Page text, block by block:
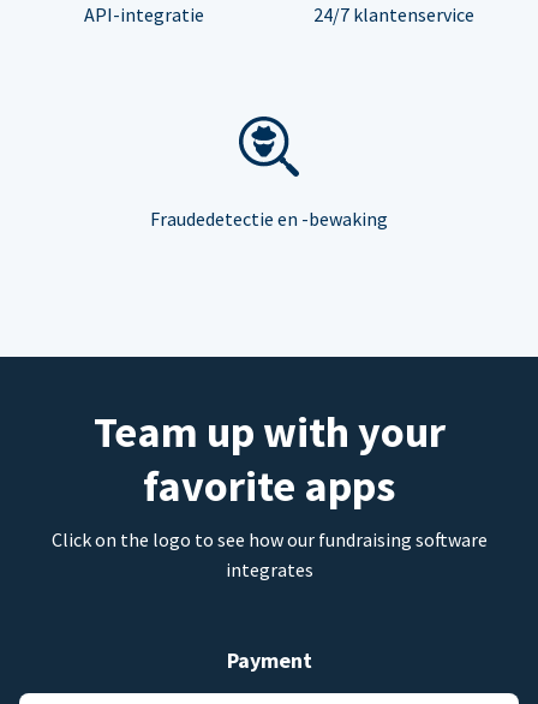
API-integratie 24/7 klantenservice
Fraudedetectie en -bewaking
Team up with your
favorite apps
Click on the logo to see how our fundraising software
integrates
Payment